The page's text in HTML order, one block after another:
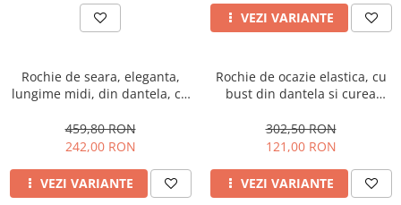
VEZI VARIANTE
Rochie de seara, eleganta,
lungime midi, din dantela, cu
459,80 RON
242,00 RON
VEZI VARIANTE
Rochie de ocazie elastica, cu
bust din dantela si curea
302,50 RON
121,00 RON
VEZI VARIANTE